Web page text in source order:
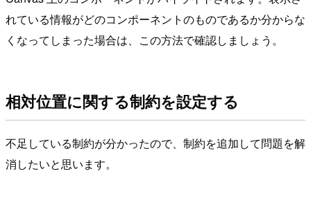
れている情報がどのコンポーネントのものであるか分からな
くなってしまった場合は、この方法で確認しましょう。
相対位置に関する制約を設定する
不足している制約が分かったので、制約を追加して問題を解
消したいと思います。